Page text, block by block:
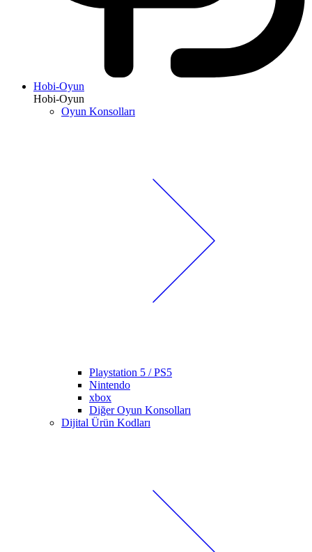
Hobi-Oyun
Hobi-Oyun
Oyun Konsolları
Playstation 5 / PS5
Nintendo
xbox
Diğer Oyun Konsolları
Dijital Ürün Kodları